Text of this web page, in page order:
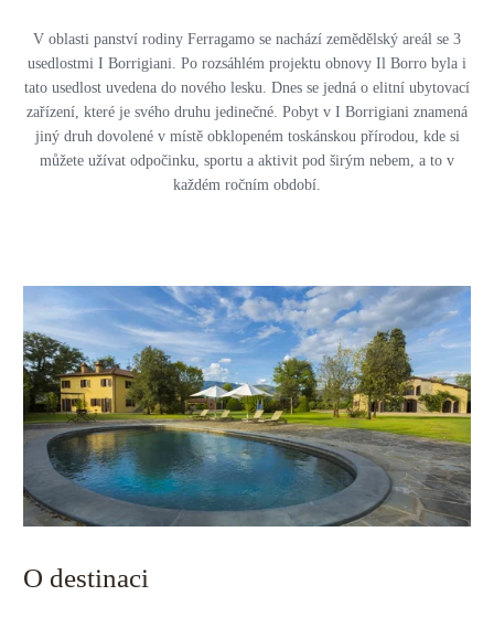
V oblasti panství rodiny Ferragamo se nachází zemědělský areál se 3
usedlostmi I Borrigiani. Po rozsáhlém projektu obnovy Il Borro byla i
tato usedlost uvedena do nového lesku. Dnes se jedná o elitní ubytovací
zařízení, které je svého druhu jedinečné. Pobyt v I Borrigiani znamená
jiný druh dovolené v místě obklopeném toskánskou přírodou, kde si
můžete užívat odpočinku, sportu a aktivit pod širým nebem, a to v
každém ročním období.
O destinaci